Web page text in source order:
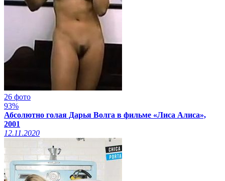
26 фото
93%
Абсолютно голая Дарья Волга в фильме «Лиса Алиса»,
2001
12.11.2020